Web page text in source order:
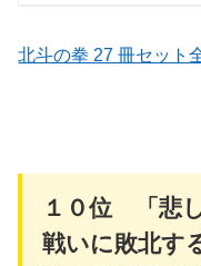
北斗の拳 27 冊セット
１０位 「悲
戦いに敗北す